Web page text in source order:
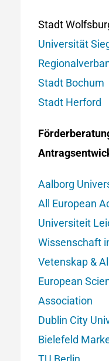
Stadt
Universität
Stadt Bochum
Stadt Herford
Aalborg
All European
Universiteit
Wissenschaft
Vetenskap &
European
Association
Dublin City
Bielefeld